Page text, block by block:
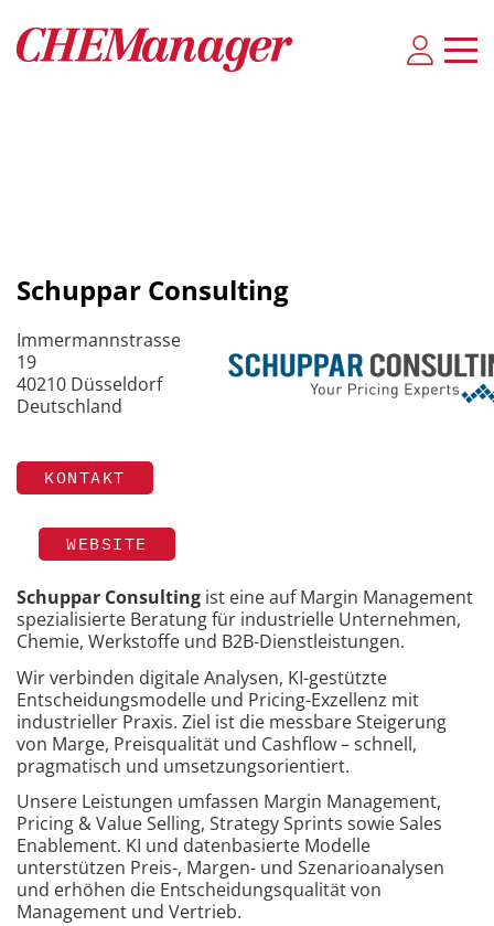
Schuppar Consulting
Immermannstrasse
19
40210 Düsseldorf
Deutschland
KONTAKT
WEBSITE
Schuppar Consulting ist eine auf Margin Management
spezialisierte Beratung für industrielle Unternehmen,
Chemie, Werkstoffe und B2B-Dienstleistungen.
Wir verbinden digitale Analysen, KI-gestützte
Entscheidungsmodelle und Pricing-Exzellenz mit
industrieller Praxis. Ziel ist die messbare Steigerung
von Marge, Preisqualität und Cashflow – schnell,
pragmatisch und umsetzungsorientiert.
Unsere Leistungen umfassen Margin Management,
Pricing & Value Selling, Strategy Sprints sowie Sales
Enablement. KI und datenbasierte Modelle
unterstützen Preis-, Margen- und Szenarioanalysen
und erhöhen die Entscheidungsqualität von
Management und Vertrieb.